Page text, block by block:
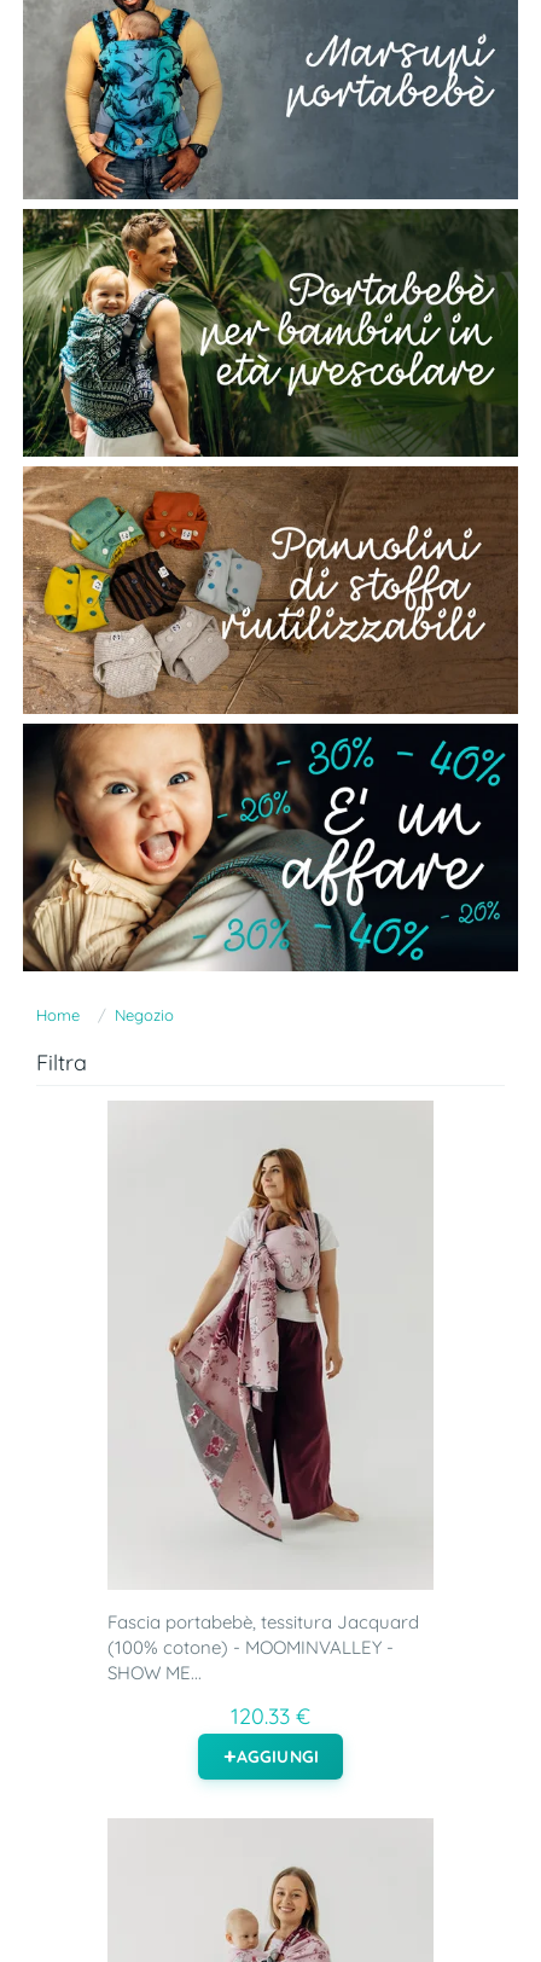
Home Negozio
Filtra
Fascia portabebè, tessitura Jacquard
(100% cotone) - MOOMINVALLEY -
SHOW ME...
120.33 €
AGGIUNGI